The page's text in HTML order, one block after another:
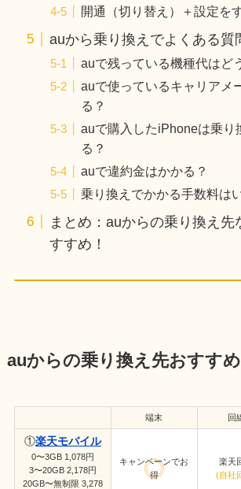
開通（切り替え）＋設定を
auから乗り換えでよくある質
auで残っている機種代はど
auで使っているキャリアメ
る？
auで購入したiPhoneは乗り
る？
auで違約金はかかる？
乗り換えでかかる手数料は
まとめ：auからの乗り換え先
すすめ！
auからの乗り換え先おすす
端末 回
①楽天モバイル
0〜3GB 1,078円
3〜20GB 2,178円
20GB〜無制限 3,278
キャンペーンでお
得
楽天
(自社